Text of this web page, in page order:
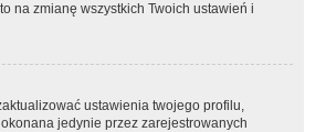
na zmianę wszystkich Twoich ustawień i
ustawienia twojego profilu,
jedynie przez zarejestrowanych